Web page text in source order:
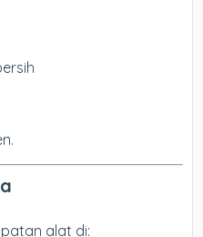
alat di: